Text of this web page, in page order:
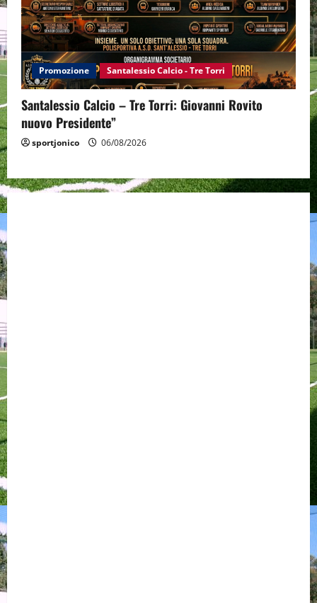
Promozione Santalessio Calcio - Tre Torri
Santalessio Calcio – Tre Torri: Giovanni Rovito
nuovo Presidente”
sportjonico 06/08/2026